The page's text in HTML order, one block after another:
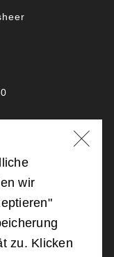
wir
zu. Klicken